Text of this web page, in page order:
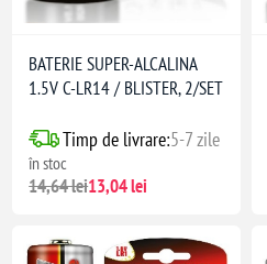
BATERIE SUPER-ALCALINA
1.5V C-LR14 / BLISTER, 2/SET
Timp de livrare:5-7 zile
în stoc
14,64 lei13,04 lei